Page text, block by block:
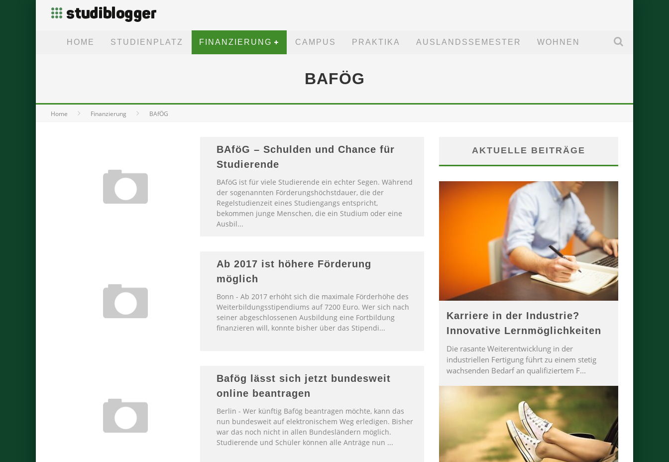
HOME STUDIENPLATZ FINANZIERUNG CAMPUS PRAKTIKA AUSLANDSSEMESTER WOHNEN
BAFÖG
Home Finanzierung BAfÖG
BAföG – Schulden und Chance für
Studierende
BAföG ist für viele Studierende ein echter Segen. Während
der sogenannten Förderungshöchstdauer, die der
Regelstudienzeit eines Studiengangs entspricht,
bekommen junge Menschen, die ein Studium oder eine
Ausbil...
Ab 2017 ist höhere Förderung
möglich
Bonn - Ab 2017 erhöht sich die maximale Förderhöhe des
Weiterbildungsstipendiums auf 7200 Euro. Wer sich nach
seiner abgeschlossenen Ausbildung eine Fortbildung
finanzieren will, konnte bisher über das Stipendi...
Bafög lässt sich jetzt bundesweit
online beantragen
Berlin - Wer künftig Bafög beantragen möchte, kann das
nun bundesweit auf elektronischem Weg erledigen. Bisher
war das noch nicht in allen Bundesländern möglich.
Studierende und Schüler können alle Anträge nun ...
AKTUELLE BEITRÄGE
Karriere in der Industrie?
Innovative Lernmöglichkeiten
Die rasante Weiterentwicklung in der
industriellen Fertigung führt zu einem stetig
wachsenden Bedarf an qualifiziertem F...